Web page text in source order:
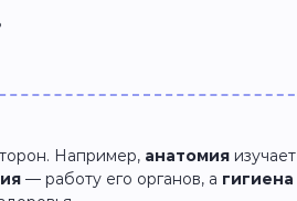
Например, анатомия изучает
— работу его органов, а гигиена